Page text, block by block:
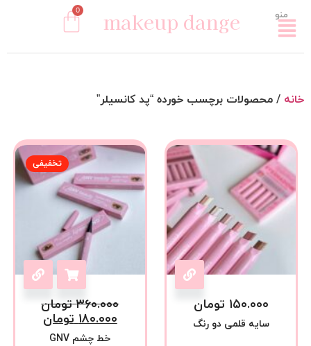
منو makeup dange
0
خانه / محصولات برچسب خورده “پد کانسیلر”
۱۵۰.۰۰۰ تومان
سایه قلمی دو رنگ
تخفیفی
۳۶۰.۰۰۰ تومان
۱۸۰.۰۰۰ تومان
خط چشم GNV